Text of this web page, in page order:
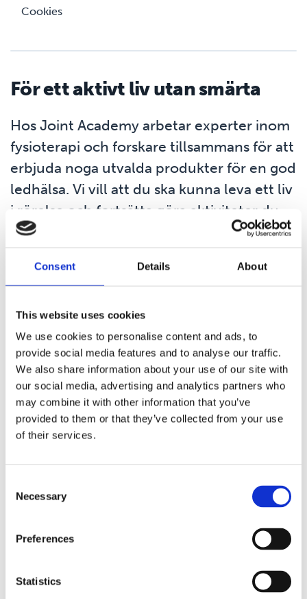
Consent Details About
This website uses cookies
We use cookies to personalise content and ads, to
provide social media features and to analyse our traffic.
We also share information about your use of our site with
our social media, advertising and analytics partners who
may combine it with other information that you’ve
provided to them or that they’ve collected from your use
of their services.
Selection
Necessary
Preferences
Statistics
Cookies
För ett aktivt liv utan smärta
Hos Joint Academy arbetar experter inom
fysioterapi och forskare tillsammans för att
erbjuda noga utvalda produkter för en god
ledhälsa. Vi vill att du ska kunna leva ett liv
i rörelse och fortsätta göra aktiviteter du
tycker om, utan att hindras av smärtande
bästa möjligheterna till en smärtfri och aktiv
vardag. För att du ska kunna känna dig trygg med
ditt val när du handlar hos oss, så granskas varje
produkt noga av vårt team innan de blir en del av
vårt sortiment. När vi erbjuder nya produkter så
kan du känna dig säker på att de är
Vi som väljer ut produkterna
Hos Joint Academy finns ett erfaret team av
forskare, medicinska experter, fysioterapeuter och
och behandling inom ledhälsa i över 40 år. Vi